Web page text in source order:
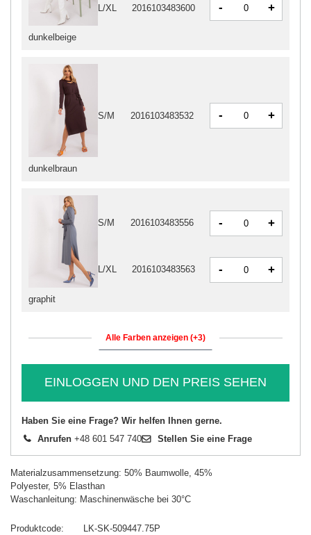
dunkelbeige
L/XL 2016103483600 - +
dunkelbraun
S/M 2016103483532 - +
graphit
S/M 2016103483556 - +
L/XL 2016103483563 - +
Alle Farben anzeigen (+3)
EINLOGGEN UND DEN PREIS SEHEN
Haben Sie eine Frage? Wir helfen Ihnen gerne.
Anrufen +48 601 547 740 Stellen Sie eine Frage
Materialzusammensetzung: 50% Baumwolle, 45%
Polyester, 5% Elasthan
Waschanleitung: Maschinenwäsche bei 30°C
Produktcode
LK-SK-509447.75P